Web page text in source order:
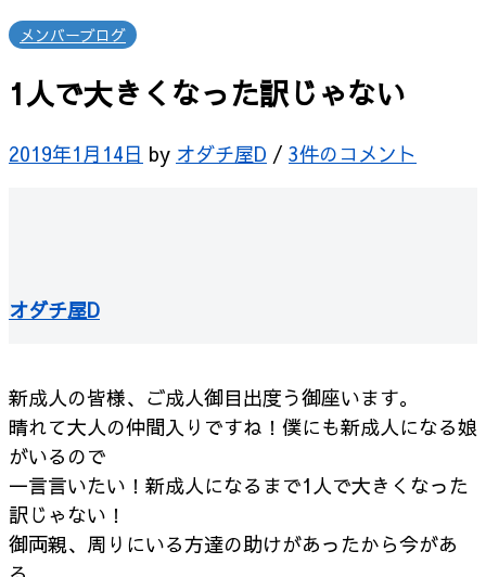
メンバーブログ
1人で大きくなった訳じゃない
2019年1月14日 by オダチ屋D / 3件のコメント
オダチ屋D
新成人の皆様、ご成人御目出度う御座います。
晴れて大人の仲間入りですね！僕にも新成人になる娘
がいるので
一言言いたい！新成人になるまで1人で大きくなった
訳じゃない！
御両親、周りにいる方達の助けがあったから今があ